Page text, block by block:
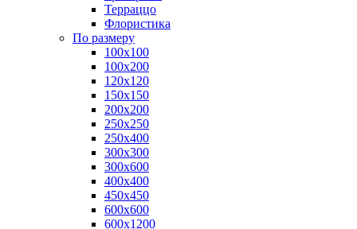
Терраццо
Флористика
По размеру
100х100
100х200
120х120
150х150
200х200
250х250
250х400
300х300
300х600
400х400
450х450
600х600
600х1200